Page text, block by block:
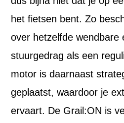
het fietsen bent. Zo
over hetzelfde wendbare
stuurgedrag als een
motor is daarnaast
geplaatst, waardoor je
ervaart. De Grail:ON is